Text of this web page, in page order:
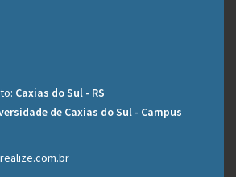
Caxias do Sul - RS
de Caxias do Sul - Campus